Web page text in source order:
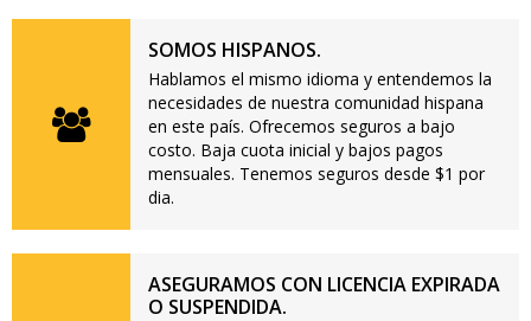
SOMOS HISPANOS.
Hablamos el mismo idioma y entendemos la
necesidades de nuestra comunidad hispana
en este país. Ofrecemos seguros a bajo
costo. Baja cuota inicial y bajos pagos
mensuales. Tenemos seguros desde $1 por
dia.
ASEGURAMOS CON LICENCIA EXPIRADA
O SUSPENDIDA.